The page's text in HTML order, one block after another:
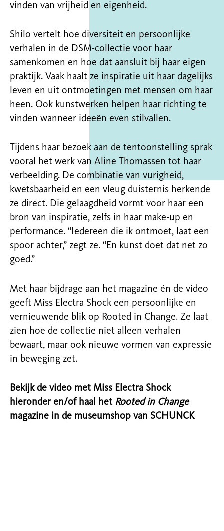
vinden van vrijheid en eigenheid.
Shilo vertelt hoe diversiteit en persoonlijke
verhalen in de DSM-collectie voor haar
samenkomen en hoe dat aansluit bij haar eigen
praktijk. Vaak haalt ze inspiratie uit haar dagelijks
leven en uit ontmoetingen met mensen om haar
heen. Ook kunstwerken helpen haar richting te
vinden wanneer ideeën even stilvallen.
Tijdens haar bezoek aan de tentoonstelling sprak
vooral het werk van Aline Thomassen tot haar
verbeelding. De combinatie van vurigheid,
kwetsbaarheid en een vleug duisternis herkende
ze direct. Die gelaagdheid vormt voor haar een
bron van inspiratie, zelfs in haar make-up en
performance. “Iedereen die ik ontmoet, laat een
spoor achter,” zegt ze. “En kunst doet dat net zo
goed.”
Met haar bijdrage aan het magazine én de video
geeft Miss Electra Shock een persoonlijke en
vernieuwende blik op Rooted in Change. Ze laat
zien hoe de collectie niet alleen verhalen
bewaart, maar ook nieuwe vormen van expressie
in beweging zet.
Bekijk de video met Miss Electra Shock
hieronder en/of haal het Rooted in Change
magazine in de museumshop van SCHUNCK